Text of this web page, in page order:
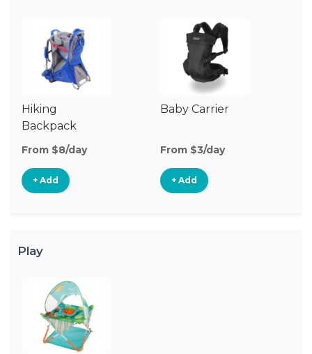
Hiking
Backpack
Carrier
From $8/day
+ Add
Baby Carrier
From $3/day
+ Add
Play